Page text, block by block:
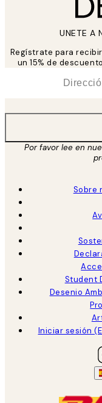
UNETE A
Regístrate para
un 15% de
Por favor lee en
Sobre
Student
Desenio
Iniciar sesión